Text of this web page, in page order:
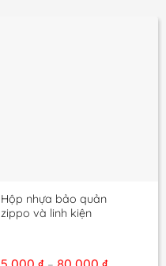
Hộp nhựa bảo quản
zippo và linh kiện
Khoảng